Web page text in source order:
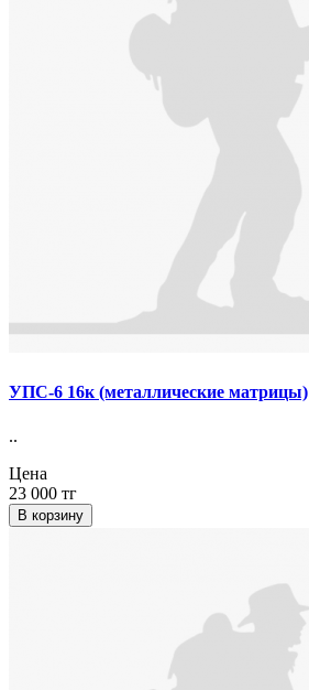
УПС-6 16к (металлические матрицы)
..
Цена
23 000 тг
В корзину